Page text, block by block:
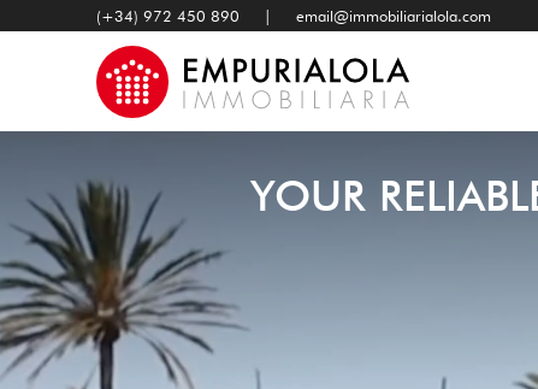
(+34) 972 450 890 | email@immobiliarialola.com
YOUR